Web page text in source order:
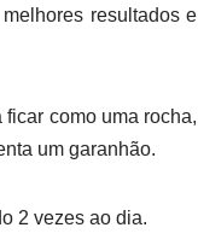
resultados e
como uma rocha,
um garanhão.
2 vezes ao dia.